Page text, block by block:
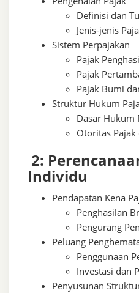
Definisi dan
Jenis-jenis
Sistem Perpajakan
Pajak
Pajak
Pajak Bumi
Struktur Hukum
Dasar Hukum
Otoritas Pajak
2:
Individu
Pendapatan Kena
Penghasilan
Pengurang
Peluang
Penggunaan
Investasi dan
Penyusunan